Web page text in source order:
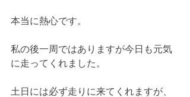
本当に熱心です。
私の後一周ではありますが今日も元気
に走ってくれました。
土日には必ず走りに来てくれますが、